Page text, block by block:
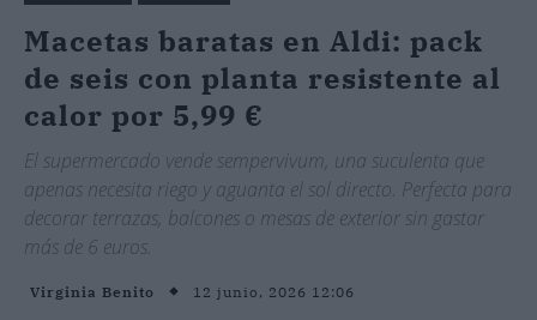
Macetas baratas en Aldi: pack
de seis con planta resistente al
calor por 5,99 €
El supermercado vende sempervivum, una suculenta que
apenas necesita riego y aguanta el sol directo. Perfecta para
decorar terrazas, balcones o mesas de exterior sin gastar
más de 6 euros.
Virginia Benito 12 junio, 2026 12:06